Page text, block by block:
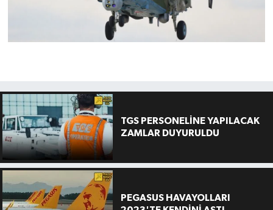
TGS PERSONELİNE YAPILACAK
ZAMLAR DUYURULDU
PEGASUS HAVAYOLLARI